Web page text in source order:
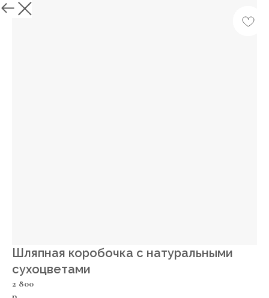
Назад
Шляпная коробочка с натуральными
сухоцветами
2 800